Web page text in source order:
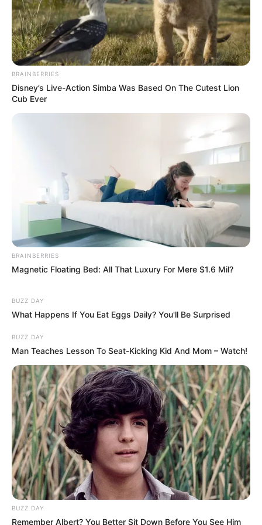
A parlamenti ceremónia és a Kossuth téri ünneplés
mögött azonban ott volt egy sokkal csendesebb
történet is: a családé. Magyar István nem
diadalittas politikai nyilatkozatot adott, hanem egy
apa szemszögéből beszélt arról, milyen volt
végignézni fia felemelkedését egy rendkívül feszült,
kockázatokkal teli időszakban.
A Szeretlek Magyarország beszámolója szerint
Magyar Péter édesapja arról beszélt, hogy az
elmúlt időszakban sokat aggódtak, de ez az
aggodalom most átalakult. Már nem ugyanazt a
félelmet érzik, mint korábban, hanem inkább azért
izgulnak, hogy Magyar Péternek, az új kormánynak
és a frakciónak sikerüljön megvalósítania mindazt,
amit megígértek az országnak.
„Kelet-Európában élünk” – kemény
hasonlattal beszélt a félelmeikről
BRAINBERRIES
Disney’s Live-Action Simba Was Based On The Cutest Lion
Cub Ever
BRAINBERRIES
Magnetic Floating Bed: All That Luxury For Mere $1.6 Mil?
BUZZ DAY
What Happens If You Eat Eggs Daily? You'll Be Surprised
BUZZ DAY
Man Teaches Lesson To Seat-Kicking Kid And Mom – Watch!
BUZZ DAY
Remember Albert? You Better Sit Down Before You See Him